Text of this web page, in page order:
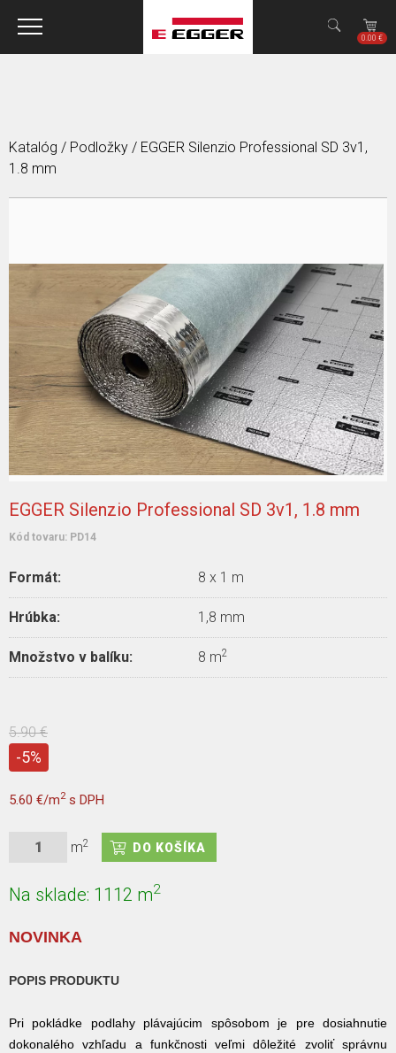
0.00 €
✕
Katalóg / Podložky / EGGER Silenzio Professional SD 3v1,
1.8 mm
EGGER Silenzio Professional SD 3v1, 1.8 mm
Kód tovaru: PD14
Formát: 8 x 1 m
Hrúbka: 1,8 mm
Množstvo v balíku: 8 m2
5.90 €
-5%
5.60 €/m2s DPH
m2
Na sklade: 1112 m2
NOVINKA
POPIS PRODUKTU
Pri pokládke podlahy plávajúcim spôsobom je pre dosiahnutie
dokonalého vzhľadu a funkčnosti veľmi dôležité zvoliť správnu